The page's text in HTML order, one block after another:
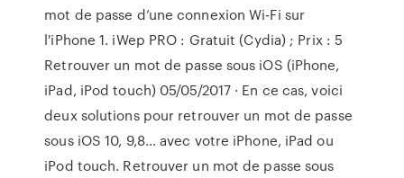
mot de passe d’une connexion Wi-Fi sur
l'iPhone 1. iWep PRO : Gratuit (Cydia) ; Prix : 5
Retrouver un mot de passe sous iOS (iPhone,
iPad, iPod touch) 05/05/2017 · En ce cas, voici
deux solutions pour retrouver un mot de passe
sous iOS 10, 9,8… avec votre iPhone, iPad ou
iPod touch. Retrouver un mot de passe sous